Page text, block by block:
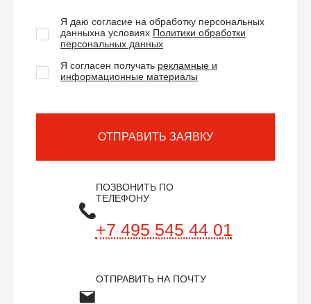
Я даю согласие на обработку персональных
данныхна условиях Политики обработки
персональных данных
Я согласен получать рекламные и
информационные материалы
ОТПРАВИТЬ ЗАЯВКУ
ПОЗВОНИТЬ ПО
ТЕЛЕФОНУ
+7 495 545 44 01
ОТПРАВИТЬ НА ПОЧТУ